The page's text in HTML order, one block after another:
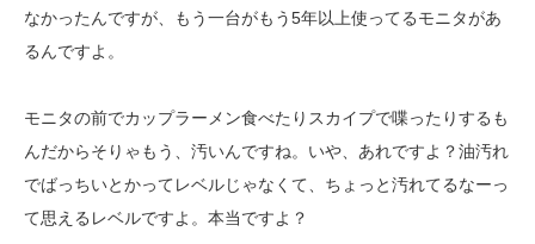
なかったんですが、もう一台がもう5年以上使ってるモニタがあ
るんですよ。
モニタの前でカップラーメン食べたりスカイプで喋ったりするも
んだからそりゃもう、汚いんですね。いや、あれですよ？油汚れ
でばっちいとかってレベルじゃなくて、ちょっと汚れてるなーっ
て思えるレベルですよ。本当ですよ？